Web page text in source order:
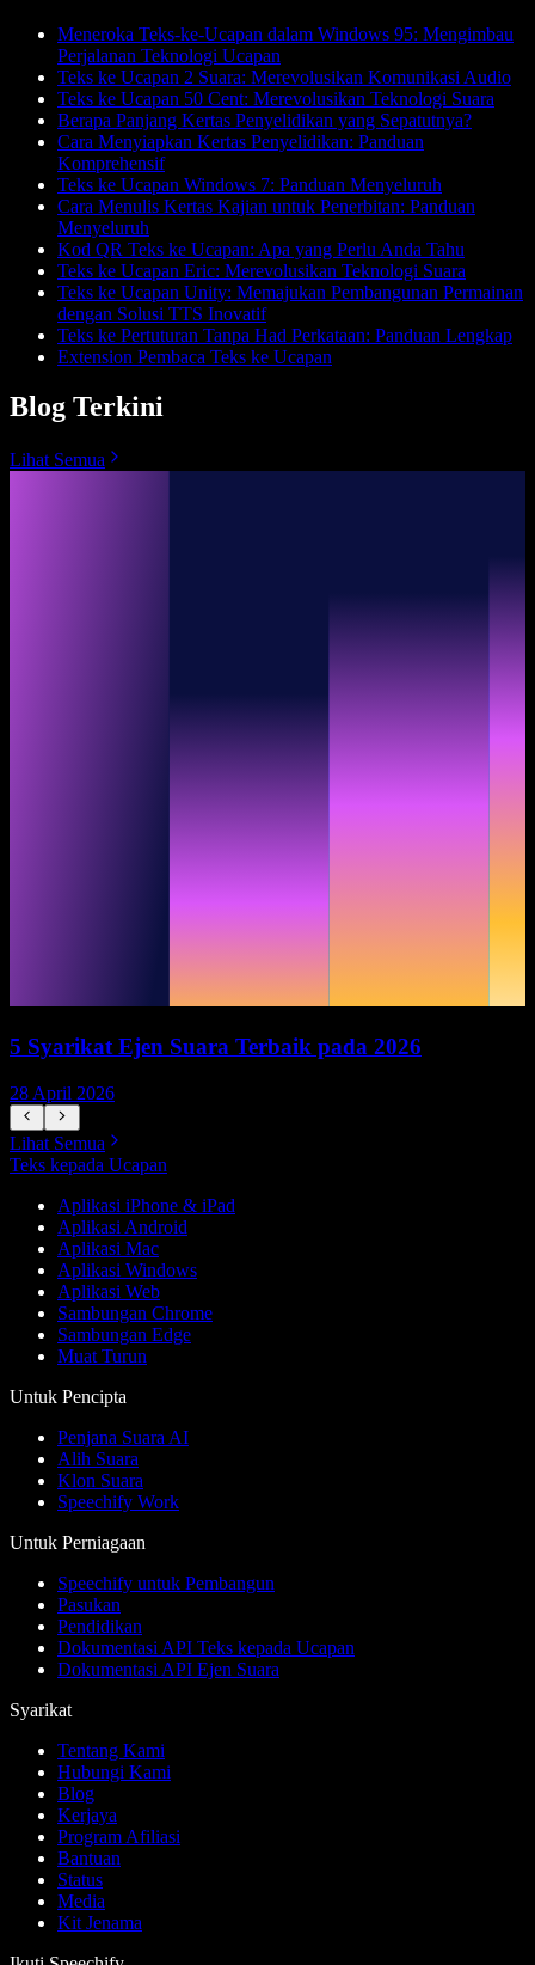
Meneroka Teks-ke-Ucapan dalam Windows 95: Mengimbau
Perjalanan Teknologi Ucapan
Teks ke Ucapan 2 Suara: Merevolusikan Komunikasi Audio
Teks ke Ucapan 50 Cent: Merevolusikan Teknologi Suara
Berapa Panjang Kertas Penyelidikan yang Sepatutnya?
Cara Menyiapkan Kertas Penyelidikan: Panduan
Komprehensif
Teks ke Ucapan Windows 7: Panduan Menyeluruh
Cara Menulis Kertas Kajian untuk Penerbitan: Panduan
Menyeluruh
Kod QR Teks ke Ucapan: Apa yang Perlu Anda Tahu
Teks ke Ucapan Eric: Merevolusikan Teknologi Suara
Teks ke Ucapan Unity: Memajukan Pembangunan Permainan
dengan Solusi TTS Inovatif
Teks ke Pertuturan Tanpa Had Perkataan: Panduan Lengkap
Extension Pembaca Teks ke Ucapan
Blog Terkini
Lihat Semua
5 Syarikat Ejen Suara Terbaik pada 2026
28 April 2026
Lihat Semua
Teks kepada Ucapan
Aplikasi iPhone & iPad
Aplikasi Android
Aplikasi Mac
Aplikasi Windows
Aplikasi Web
Sambungan Chrome
Sambungan Edge
Muat Turun
Untuk Pencipta
Penjana Suara AI
Alih Suara
Klon Suara
Speechify Work
Untuk Perniagaan
Speechify untuk Pembangun
Pasukan
Pendidikan
Dokumentasi API Teks kepada Ucapan
Dokumentasi API Ejen Suara
Syarikat
Tentang Kami
Hubungi Kami
Blog
Kerjaya
Program Afiliasi
Bantuan
Status
Media
Kit Jenama